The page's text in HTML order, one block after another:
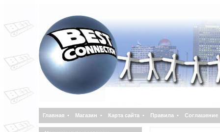
Главная • Магазин • Карта сайта • Правила • Соглашение